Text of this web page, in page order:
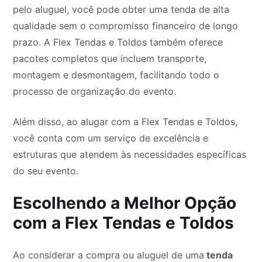
pelo aluguel, você pode obter uma tenda de alta
qualidade sem o compromisso financeiro de longo
prazo. A Flex Tendas e Toldos também oferece
pacotes completos que incluem transporte,
montagem e desmontagem, facilitando todo o
processo de organização do evento.
Além disso, ao alugar com a Flex Tendas e Toldos,
você conta com um serviço de excelência e
estruturas que atendem às necessidades específicas
do seu evento.
Escolhendo a Melhor Opção
com a Flex Tendas e Toldos
Ao considerar a compra ou aluguel de uma tenda